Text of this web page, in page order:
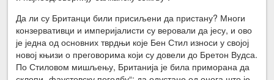
Да ли су Британци били присиљени да пристану? Многи
конзервативци и империјалисти су веровали да јесу, и ово
је једна од основних тврдњи које Бен Стил износи у својој
новој књизи о преговорима који су довели до Бретон Вудса.
По Стиловом мишљењу, Британија је била приморана да